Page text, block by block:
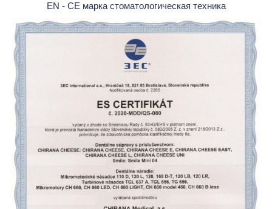
EN - CE марка стоматологическая техника